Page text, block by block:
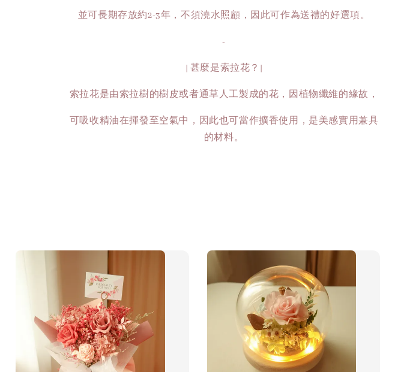
並可長期存放約2-3年，不須澆水照顧，因此可作為送禮的好選項。
-
| 甚麼是索拉花？|
索拉花是由索拉樹的樹皮或者通草人工製成的花，因植物纖維的緣故，
可吸收精油在揮發至空氣中，因此也可當作擴香使用，是美感實用兼具
的材料。